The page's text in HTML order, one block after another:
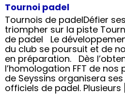
Tournoi padel
Tournois de padelDéfier
triompher sur la piste
de padel Le
du club se poursuit et de
en préparation. Dès
l’homologation FFT de nos
de Seyssins organisera
officiels de padel. Plusieurs